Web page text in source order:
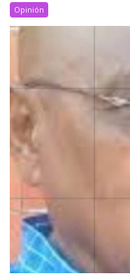
Opinión